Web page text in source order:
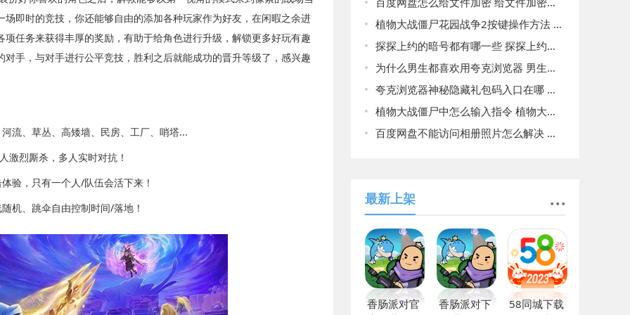
即时的竞技，你还能够自由的添加各种玩家作为好友，在闲暇之余进
任务来获得丰厚的奖励，有助于给角色进行升级，解锁更多好玩有趣
手，与对手进行公平竞技，胜利之后就能成功的晋升等级了，感兴趣
、草丛、高矮墙、民房、工厂、哨塔...
烈厮杀，多人实时对抗！
，只有一个人/队伍会活下来！
、跳伞自由控制时间/落地！
植物大战僵尸花园战争2按键操作方法 植物大战僵尸花园战争2按键操作方法详情
探探上约的暗号都有哪一些 探探上约的暗号大全
为什么男生都喜欢用夸克浏览器 男生都喜欢用夸克浏览器原因揭晓
夸克浏览器神秘隐藏礼包码入口在哪 夸克浏览器神秘隐藏礼包码入口介绍
植物大战僵尸中怎么输入指令 植物大战僵尸输入指令大全
百度网盘不能访问相册照片怎么解决 不能访问相册照片解决方法
最新上架
香肠派对官
香肠派对下
58同城下载